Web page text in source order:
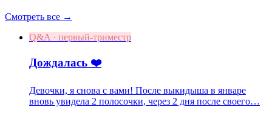
Смотреть все →
Q&A · первый-триместр
Дождалась ❤️
Девочки, я снова с вами! После выкидыша в январе
вновь увидела 2 полосочки, через 2 дня после своего…